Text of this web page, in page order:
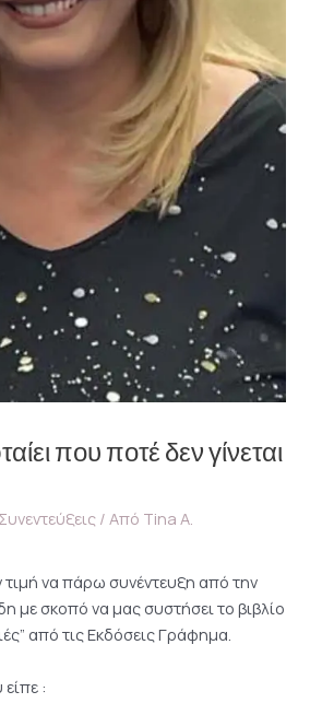
που ποτέ δεν γίνεται
Συνεντεύξεις / Από Tina A.
τιμή να πάρω συνέντευξη από την
με σκοπό να μας συστήσει το βιβλίο
από τις Εκδόσεις Γράφημα.
: